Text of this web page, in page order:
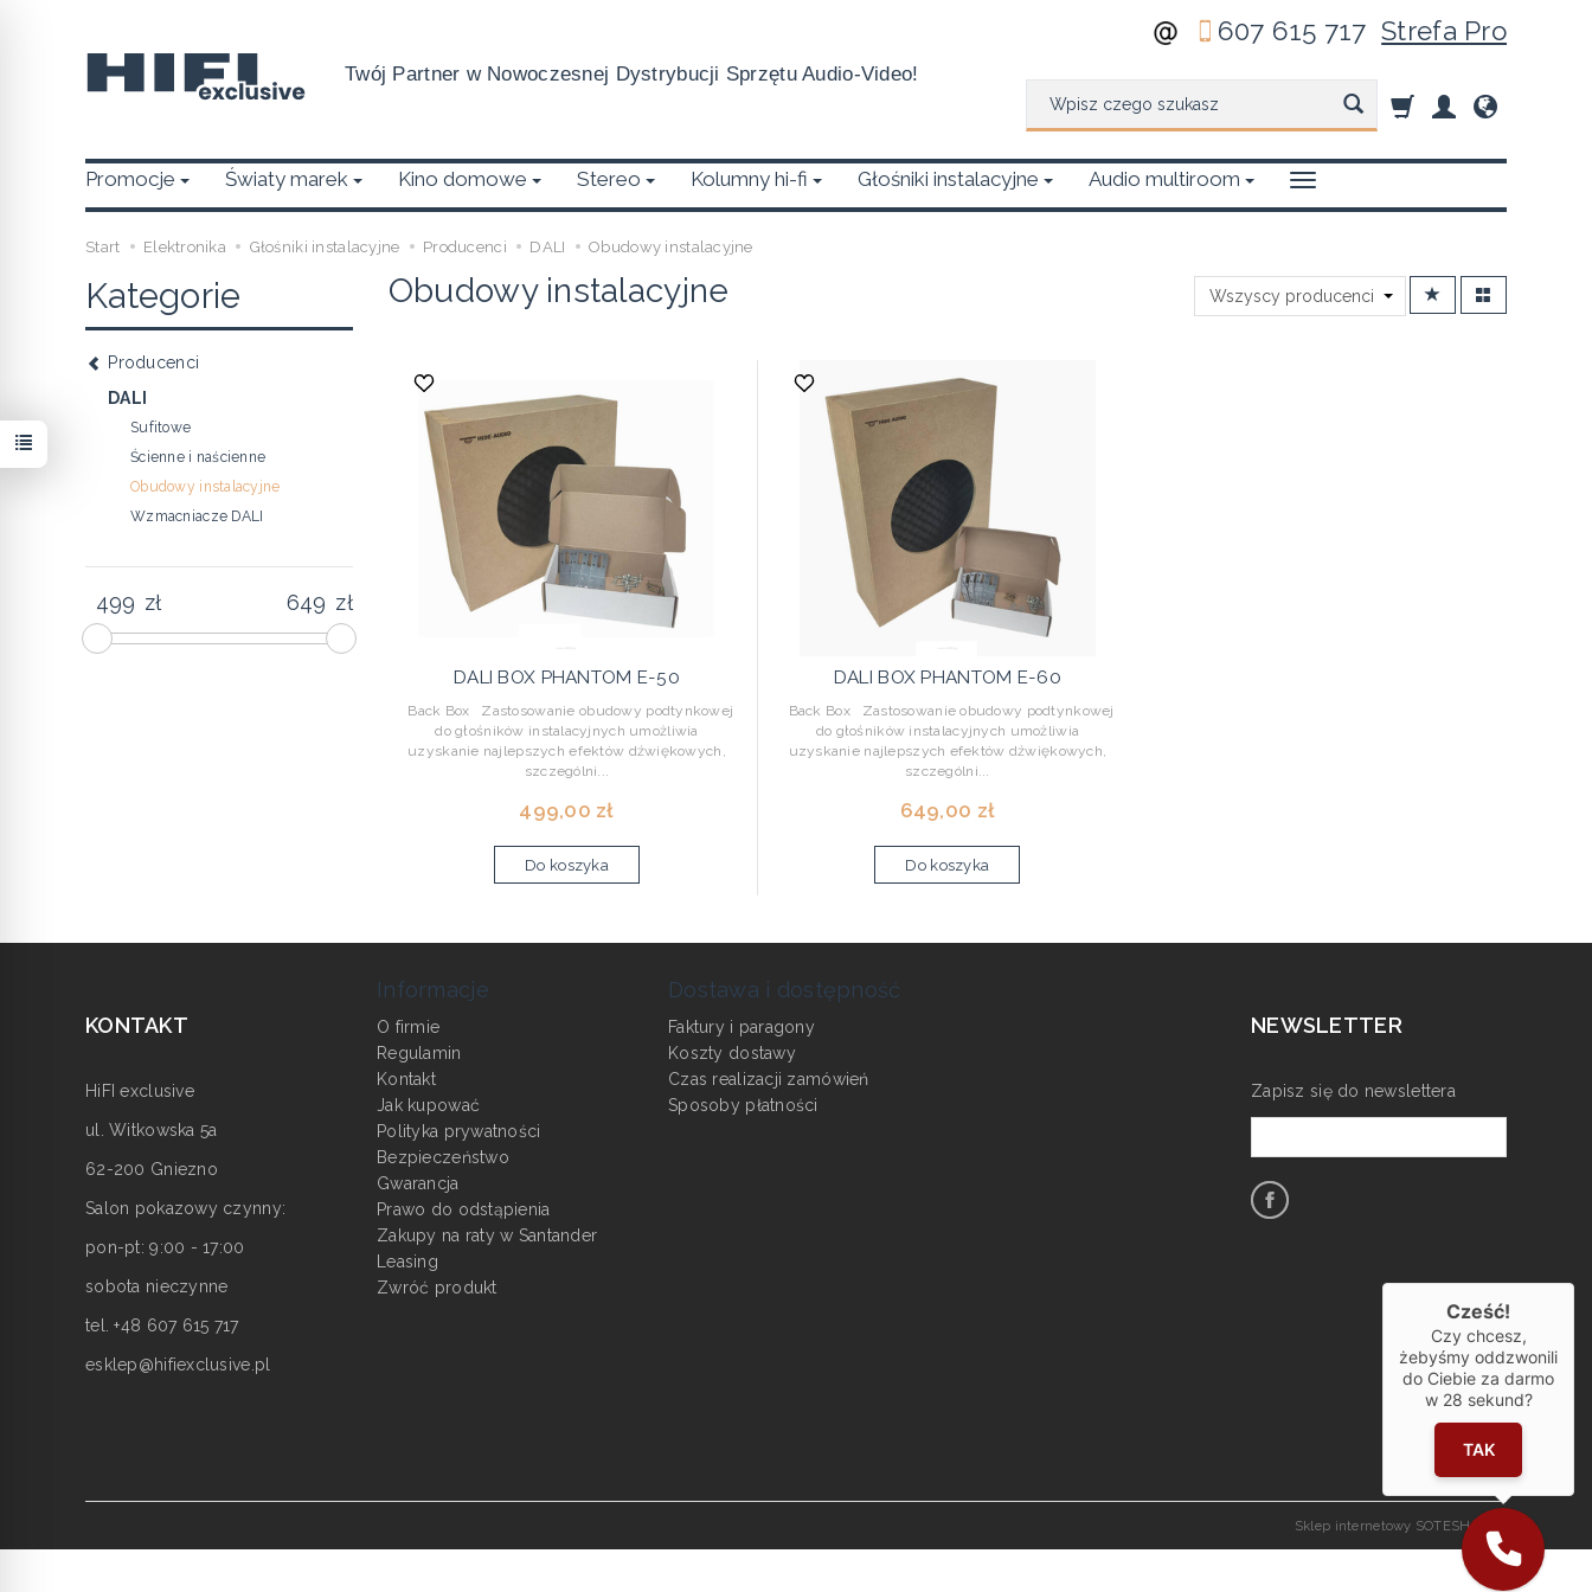
Twój Partner w Nowoczesnej Dystrybucji Sprzętu Audio-Video!
607 615 717Strefa Pro
Promocje Światy marek Kino domowe Stereo Kolumny hi-fi Głośniki instalacyjne Audio multiroom
Start Elektronika Głośniki instalacyjne Producenci DALI Obudowy instalacyjne
Obudowy instalacyjne
DALI BOX PHANTOM E-50
Back Box Zastosowanie obudowy podtynkowej
do głośników instalacyjnych umożliwia
uzyskanie najlepszych efektów dźwiękowych,
szczególni...
499,00 zł
Do koszyka
DALI BOX PHANTOM E-60
Back Box Zastosowanie obudowy podtynkowej
do głośników instalacyjnych umożliwia
uzyskanie najlepszych efektów dźwiękowych,
szczególni...
649,00 zł
Do koszyka
Kategorie
Producenci
DALI
Sufitowe
Ścienne i naścienne
Obudowy instalacyjne
Wzmacniacze DALI
zł zł
KONTAKT
HiFI exclusive
ul. Witkowska 5a
62-200 Gniezno
Salon pokazowy czynny:
pon-pt: 9:00 - 17:00
sobota nieczynne
tel. +48 607 615 717
esklep@hifiexclusive.pl
Informacje
O firmie
Regulamin
Kontakt
Jak kupować
Polityka prywatności
Bezpieczeństwo
Gwarancja
Prawo do odstąpienia
Zakupy na raty w Santander
Leasing
Zwróć produkt
Dostawa i dostępność
Faktury i paragony
Koszty dostawy
Czas realizacji zamówień
Sposoby płatności
NEWSLETTER
Zapisz się do newslettera
Sklep internetowy SOTESHOP AI
Cześć!
Czy chcesz,
żebyśmy oddzwonili
do Ciebie za darmo
w 28 sekund?
TAK